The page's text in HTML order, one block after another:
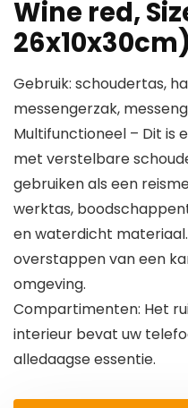
Wine red,
26x10x30cm)
Gebruik: schoudertas,
messengerzak,
Multifunctioneel – Dit is
met verstelbare
gebruiken als een
werktas,
en waterdicht
overstappen van een
omgeving.
Compartimenten: Het
interieur bevat uw
alledaagse essentie.